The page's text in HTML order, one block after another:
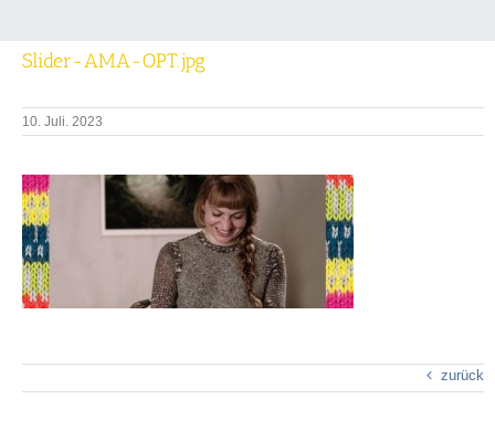
Slider-AMA-OPT.jpg
10. Juli. 2023
zurück